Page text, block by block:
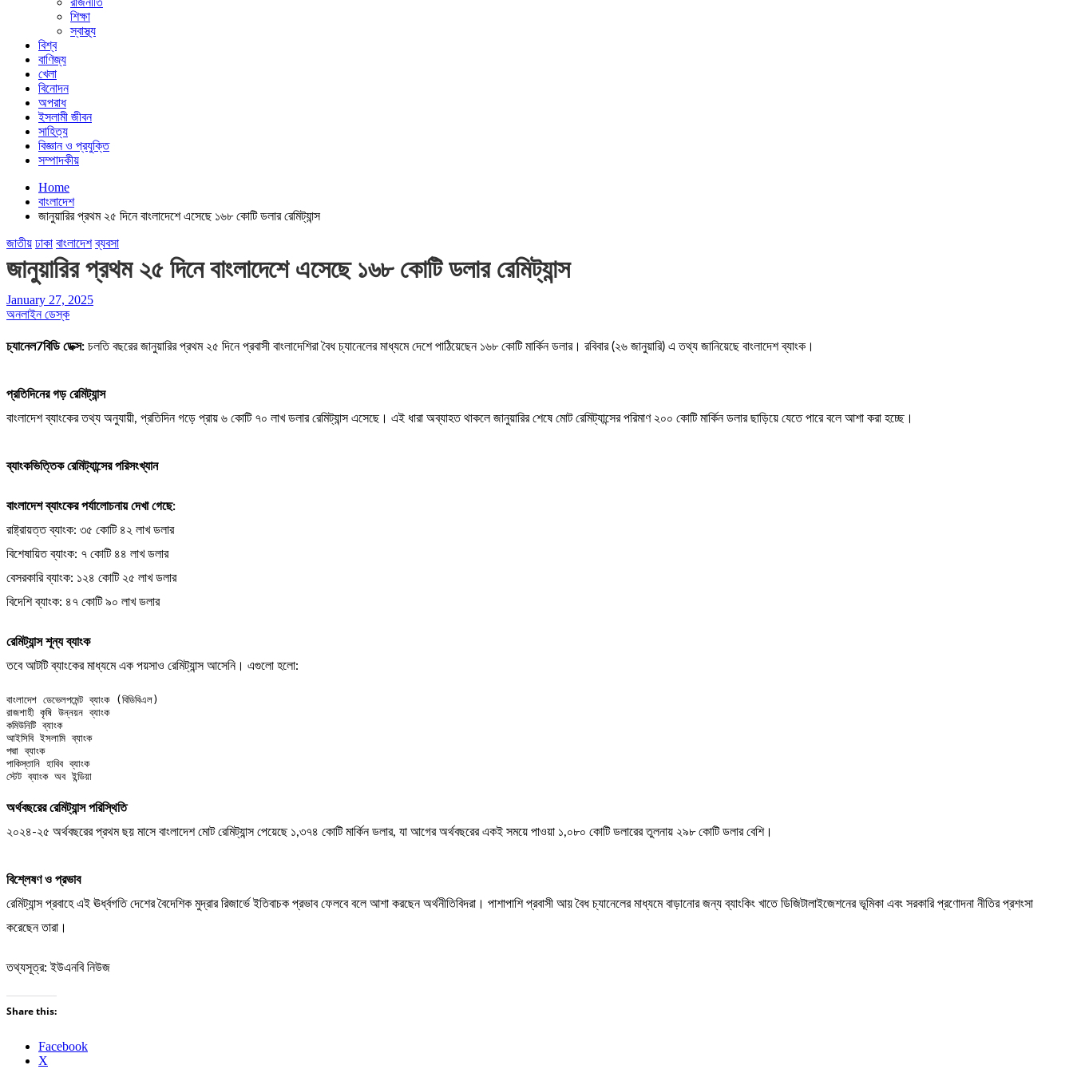
শিক্ষা
স্বাস্থ্য
বিশ্ব
বাণিজ্য
খেলা
বিনোদন
অপরাধ
ইসলামী জীবন
সাহিত্য
বিজ্ঞান ও প্রযুক্তি
সম্পাদকীয়
Home
বাংলাদেশ
জানুয়ারির প্রথম ২৫ দিনে বাংলাদেশে এসেছে ১৬৮ কোটি ডলার রেমিট্যান্স
জাতীয় ঢাকা বাংলাদেশ ব্যবসা
জানুয়ারির প্রথম ২৫ দিনে বাংলাদেশে এসেছে ১৬৮ কোটি ডলার রেমিট্যান্স
January 27, 2025
অনলাইন ডেস্ক
চ্যানেল7বিডি ডেক্স: চলতি বছরের জানুয়ারির প্রথম ২৫ দিনে প্রবাসী বাংলাদেশিরা বৈধ চ্যানেলের মাধ্যমে দেশে পাঠিয়েছেন ১৬৮ কোটি মার্কিন ডলার। রবিবার (২৬ জানুয়ারি) এ তথ্য জানিয়েছে বাংলাদেশ ব্যাংক।
প্রতিদিনের গড় রেমিট্যান্স
বাংলাদেশ ব্যাংকের তথ্য অনুযায়ী, প্রতিদিন গড়ে প্রায় ৬ কোটি ৭০ লাখ ডলার রেমিট্যান্স এসেছে। এই ধারা অব্যাহত থাকলে জানুয়ারির শেষে মোট রেমিট্যান্সের পরিমাণ ২০০ কোটি মার্কিন ডলার ছাড়িয়ে যেতে পারে বলে আশা করা হচ্ছে।
ব্যাংকভিত্তিক রেমিট্যান্সের পরিসংখ্যান
বাংলাদেশ ব্যাংকের পর্যালোচনায় দেখা গেছে:
রাষ্ট্রায়ত্ত ব্যাংক: ৩৫ কোটি ৪২ লাখ ডলার
বিশেষায়িত ব্যাংক: ৭ কোটি ৪৪ লাখ ডলার
বেসরকারি ব্যাংক: ১২৪ কোটি ২৫ লাখ ডলার
বিদেশি ব্যাংক: ৪৭ কোটি ৯০ লাখ ডলার
রেমিট্যান্স শূন্য ব্যাংক
তবে আটটি ব্যাংকের মাধ্যমে এক পয়সাও রেমিট্যান্স আসেনি। এগুলো হলো:
বাংলাদেশ ডেভেলপমেন্ট ব্যাংক (বিডিবিএল)
রাজশাহী কৃষি উন্নয়ন ব্যাংক
কমিউনিটি ব্যাংক
আইসিবি ইসলামি ব্যাংক
পদ্মা ব্যাংক
পাকিস্তানি হাবিব ব্যাংক
স্টেট ব্যাংক অব ইন্ডিয়া
অর্থবছরের রেমিট্যান্স পরিস্থিতি
২০২৪-২৫ অর্থবছরের প্রথম ছয় মাসে বাংলাদেশ মোট রেমিট্যান্স পেয়েছে ১,৩৭৪ কোটি মার্কিন ডলার, যা আগের অর্থবছরের একই সময়ে পাওয়া ১,০৮০ কোটি ডলারের তুলনায় ২৯৮ কোটি ডলার বেশি।
বিশ্লেষণ ও প্রভাব
রেমিট্যান্স প্রবাহে এই ঊর্ধ্বগতি দেশের বৈদেশিক মুদ্রার রিজার্ভে ইতিবাচক প্রভাব ফেলবে বলে আশা করছেন অর্থনীতিবিদরা। পাশাপাশি প্রবাসী আয় বৈধ চ্যানেলের মাধ্যমে বাড়ানোর জন্য ব্যাংকিং খাতে ডিজিটালাইজেশনের ভূমিকা এবং সরকারি প্রণোদনা নীতির প্রশংসা
করেছেন তারা।
তথ্যসূত্র: ইউএনবি নিউজ
Share this:
Facebook
X